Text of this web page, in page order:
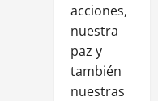
acciones,
nuestra
paz y
también
nuestras